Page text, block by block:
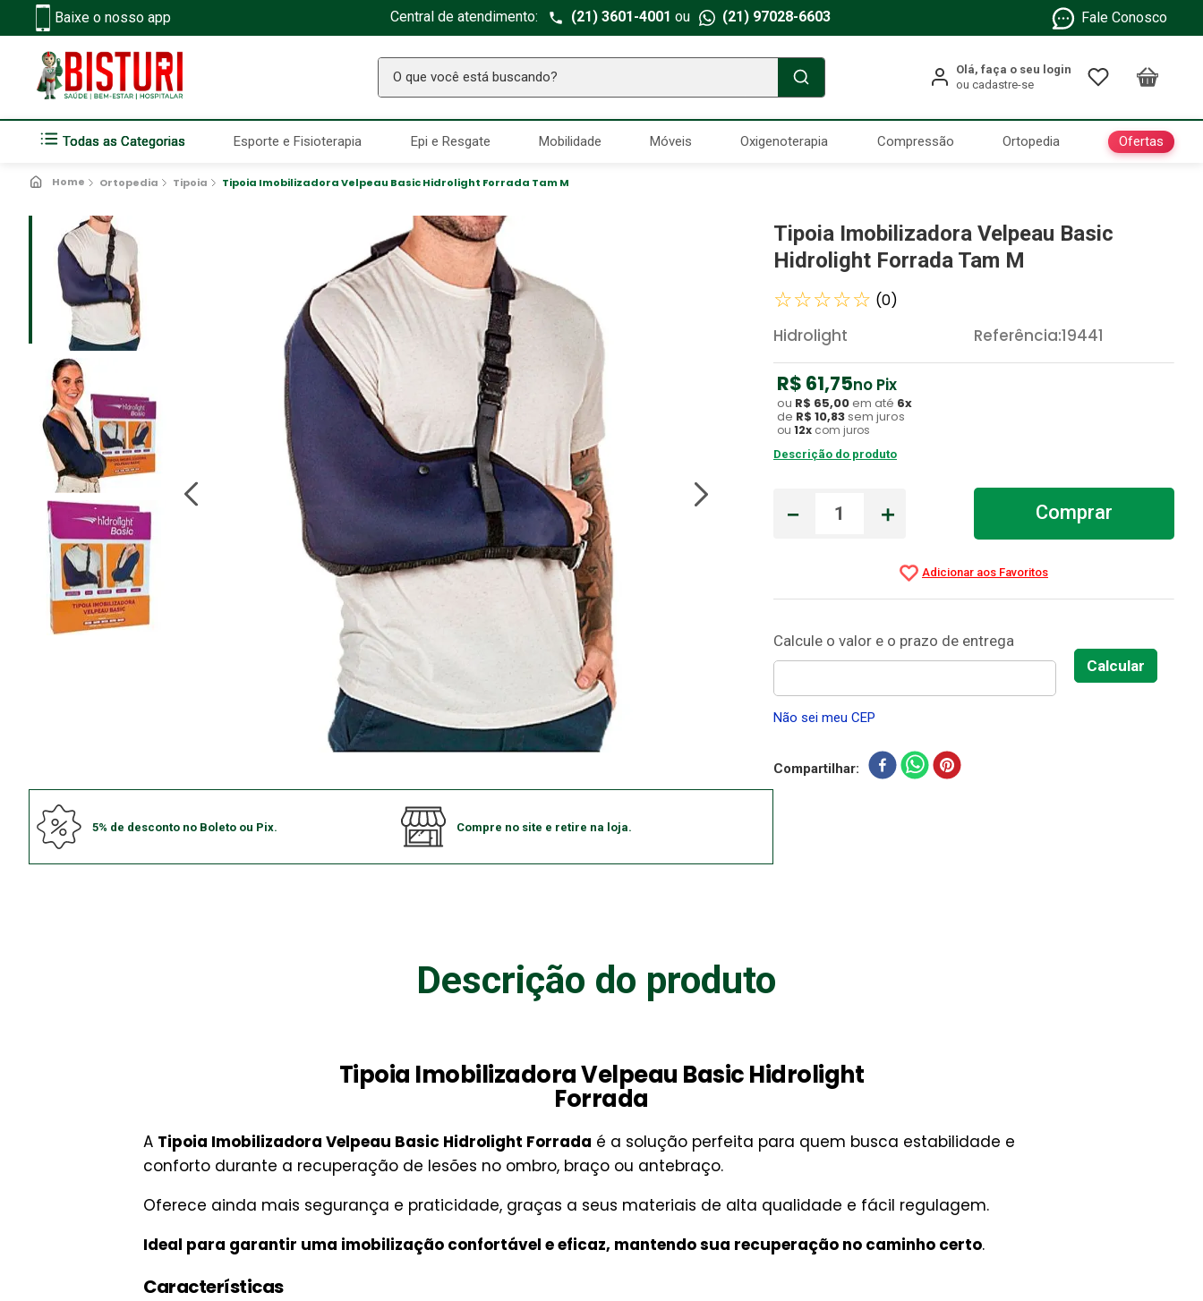
Baixe o nosso app Central de atendimento: (21) 3601-4001 ou (21) 97028-6603 Fale Conosco
O que você está buscando?
Todas as Categorias Esporte e Fisioterapia Epi e Resgate Mobilidade Móveis Oxigenoterapia Compressão Ortopedia Ofertas
Ortopedia Tipoia Tipoia Imobilizadora Velpeau Basic Hidrolight Forrada Tam M
5% de desconto no Boleto ou Pix. Compre no site e retire na loja.
Tipoia Imobilizadora Velpeau Basic
Hidrolight Forrada Tam M
☆☆☆☆☆ (0)
Hidrolight Referência:19441
R$ 61,75no Pix
ou R$ 65,00em até 6x
de R$ 10,83 sem juros
ou 12x com juros
Descrição do produto
＋
－ Comprar
Não sei meu CEP
Compartilhar
Descrição do produto
Tipoia Imobilizadora Velpeau Basic Hidrolight
Forrada
A Tipoia Imobilizadora Velpeau Basic Hidrolight Forrada é a solução perfeita para quem busca estabilidade e
conforto durante a recuperação de lesões no ombro, braço ou antebraço.
Oferece ainda mais segurança e praticidade, graças a seus materiais de alta qualidade e fácil regulagem.
Ideal para garantir uma imobilização confortável e eficaz, mantendo sua recuperação no caminho certo.
Características
TERMOS MAIS BUSCADOS
Seringa Insulina
2º Fralda Geriatrica
4º Estetoscopio Littmann
5º Aparelho Pressão
6º Littmann
Absorvente Geriatrico
Gaze Esteril
Cadeira Banho
10 Gaze